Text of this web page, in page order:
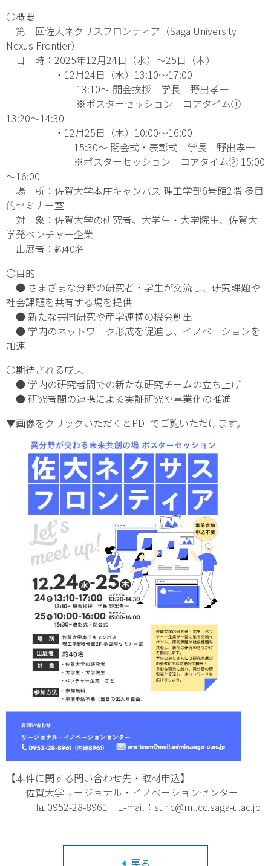
〇概要
第一回佐大ネクサスフロンティア（Saga University
Nexus Frontier）
日 時：2025年12月24日（水）～25日（木）
・12月24日（水）13:10～17:00
13:10～ 開会挨拶 学長 野出孝一
※ポスターセッション コアタイム①
13:20～14:30
・12月25日（木）10:00～16:00
15:30～ 閉会式・表彰式 学長 野出孝一
※ポスターセッション コアタイム② 15:00
～16:00
場 所：佐賀大学本庄キャンパス 理工学部6号館2階 多目
的セミナー室
対 象：佐賀大学の研究者、大学生・大学院生、佐賀大
学発ベンチャー企業
出展者：約40名
〇目的
● さまざまな分野の研究者・学生が交流し、研究課題や
社会課題を共有する場を提供
● 新たな共同研究や産学連携の機会創出
● 学内のネットワーク形成を促進し、イノベーションを
加速
〇期待される成果
● 学内の研究者間での新たな研究チームの立ち上げ
● 研究者間の連携による実証研究や事業化の推進
▼画像をクリックいただくとPDFでご覧いただけます。
【本件に関する問い合わせ先・取材申込】
佐賀大学リージョナル・イノベーションセンター
℡ 0952-28-8961 E-mail：suric@ml.cc.saga-u.ac.jp
戻る